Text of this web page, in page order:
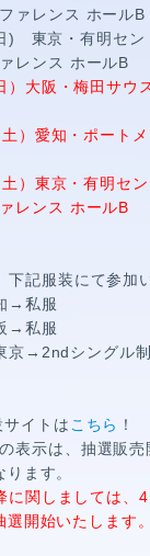
ァレンス ホールB
) 東京・有明セン
レンス ホールB
）大阪・梅田サウ
）愛知・ポート
）東京・有明セン
レンス ホールB
記服装にて参加
→私服
→私服
→2ndシングル
イトは こちら ！
表示は、抽選販売
ます。
関しましては、4
開始いたします。